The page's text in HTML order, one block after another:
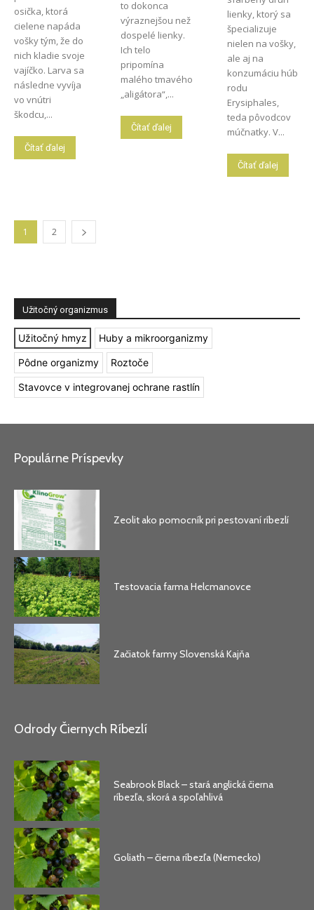
osička, ktorá
cielene napáda
vošky tým, že do
nich kladie svoje
vajíčko. Larva sa
následne vyvíja
vo vnútri
škodcu,...
Čítať ďalej
to dokonca
výraznejšou než
dospelé lienky.
Ich telo
pripomína
malého tmavého
„aligátora“,...
Čítať ďalej
lienky, ktorý sa
špecializuje
nielen na vošky,
ale aj na
konzumáciu húb
rodu
Erysiphales,
teda pôvodcov
múčnatky. V...
Čítať ďalej
1 2
Užitočný organizmus
Užitočný hmyz Huby a mikroorganizmy
Pôdne organizmy Roztoče
Stavovce v integrovanej ochrane rastlín
Populárne Príspevky
Zeolit ako pomocník pri pestovaní ríbezlí
Testovacia farma Helcmanovce
Začiatok farmy Slovenská Kajňa
Odrody Čiernych Ríbezlí
Seabrook Black – stará anglická čierna
ríbezľa, skorá a spoľahlivá
Goliath – čierna ríbezľa (Nemecko)